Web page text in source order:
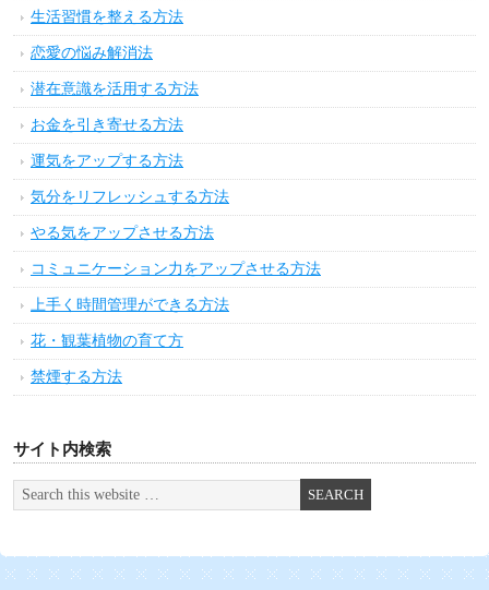
生活習慣を整える方法
恋愛の悩み解消法
潜在意識を活用する方法
お金を引き寄せる方法
運気をアップする方法
気分をリフレッシュする方法
やる気をアップさせる方法
コミュニケーション力をアップさせる方法
上手く時間管理ができる方法
花・観葉植物の育て方
禁煙する方法
サイト内検索